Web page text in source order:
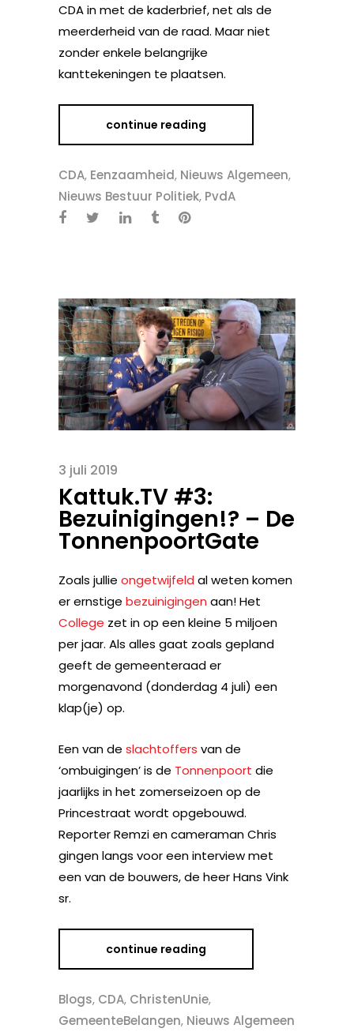
CDA in met de kaderbrief, net als de
meerderheid van de raad. Maar niet
zonder enkele belangrijke
kanttekeningen te plaatsen.
continue reading
CDA, Eenzaamheid, Nieuws Algemeen,
Nieuws Bestuur Politiek, PvdA
3 juli 2019
Kattuk.TV #3:
Bezuinigingen!? – De
TonnenpoortGate
Zoals jullie ongetwijfeld al weten komen
er ernstige bezuinigingen aan! Het
College zet in op een kleine 5 miljoen
per jaar. Als alles gaat zoals gepland
geeft de gemeenteraad er
morgenavond (donderdag 4 juli) een
klap(je) op.
Een van de slachtoffers van de
‘ombuigingen’ is de Tonnenpoort die
jaarlijks in het zomerseizoen op de
Princestraat wordt opgebouwd.
Reporter Remzi en cameraman Chris
gingen langs voor een interview met
een van de bouwers, de heer Hans Vink
sr.
continue reading
Blogs, CDA, ChristenUnie,
GemeenteBelangen, Nieuws Algemeen